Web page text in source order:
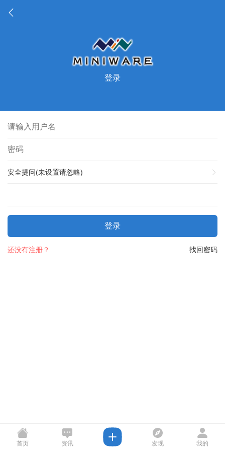
登录
安全提问(未设置请忽略)
登录
找回密码
还没有注册？
首页 资讯 发现 我的